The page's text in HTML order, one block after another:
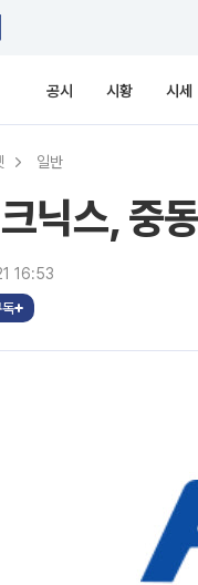
공시 시황 시세
일반
닉스, 중
16:53